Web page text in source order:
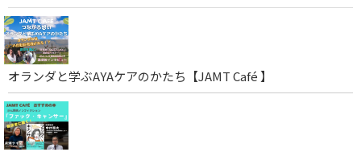
オランダと学ぶAYAケアのかたち【JAMT Café 】